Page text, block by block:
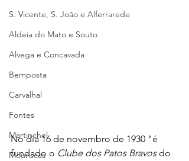
S. Vicente, S. João e Alferrarede
Aldeia do Mato e Souto
Alvega e Concavada
Bemposta
Carvalhal
Fontes
Martinchel
Mouriscas
No dia 16 de novembro de 1930 "é
fundado o Clube dos Patos Bravos do